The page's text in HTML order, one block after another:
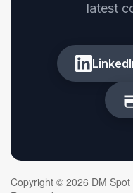
latest
Copyright © 2026 DM